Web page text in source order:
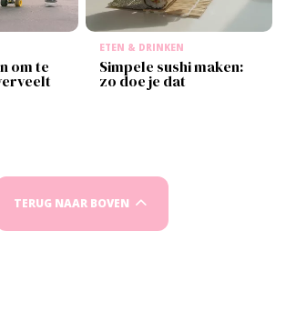
om te
ETEN & DRINKEN
Simpele sushi maken:
zo doe je dat
TERUG NAAR BOVEN